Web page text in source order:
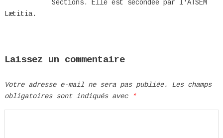
Sections. Elle est secondée par l'ATSEM
Lætitia.
Laissez un commentaire
Votre adresse e-mail ne sera pas publiée.
Les champs
obligatoires sont indiqués avec
*